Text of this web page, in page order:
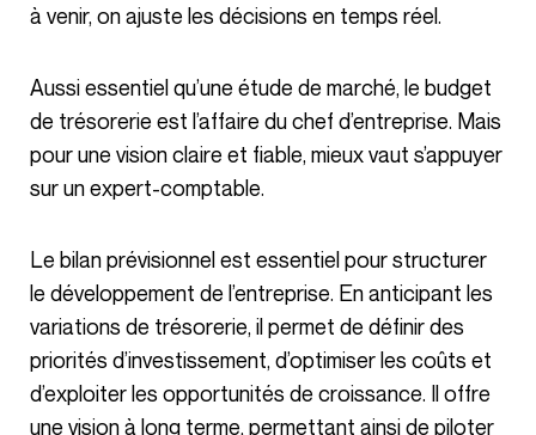
à venir, on ajuste les décisions en temps réel.
Aussi essentiel qu’une étude de marché, le budget
de trésorerie est l’affaire du chef d’entreprise. Mais
pour une vision claire et fiable, mieux vaut s’appuyer
sur un expert-comptable.
Le bilan prévisionnel est essentiel pour structurer
le développement de l’entreprise. En anticipant les
variations de trésorerie, il permet de définir des
priorités d’investissement, d’optimiser les coûts et
d’exploiter les opportunités de croissance. Il offre
une vision à long terme, permettant ainsi de piloter